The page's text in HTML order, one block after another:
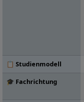
📋 Studienmodell
🎓 Fachrichtung